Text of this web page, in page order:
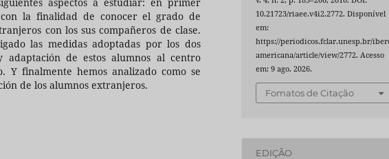
la finalidad de conocer el grado de
con los sus compañeros de clase.
las medidas adoptadas por los dos
de estos alumnos al centro
Y finalmente hemos analizado como se
de los alumnos extranjeros.
10.21723/riaee.v4i2.2772. Disponível
em:
https://periodicos.fclar.unesp.br/
americana/article/view/2772. Acesso
em: 9 ago. 2026.
Fomatos de Citação
EDIÇÃO